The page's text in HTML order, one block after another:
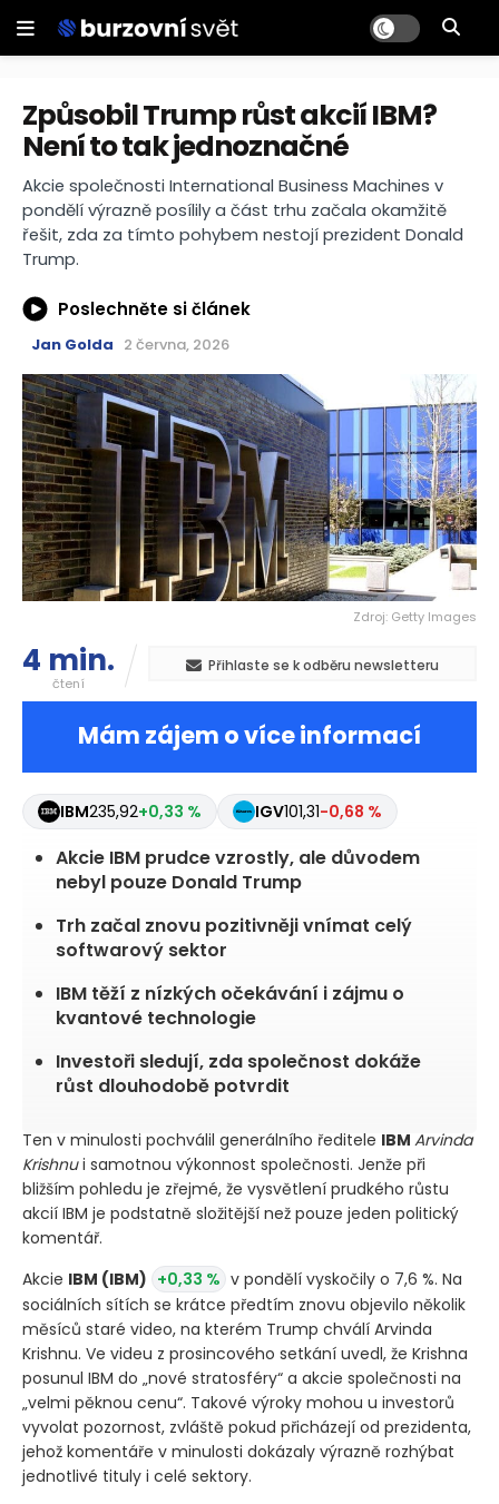
Způsobil Trump růst akcií IBM?
Není to tak jednoznačné
Akcie společnosti International Business Machines v
pondělí výrazně posílily a část trhu začala okamžitě
řešit, zda za tímto pohybem nestojí prezident Donald
Trump.
Poslechněte si článek
Jan Golda 2 června, 2026
Zdroj: Getty Images
4 min.
čtení
Přihlaste se k odběru newsletteru
Mám zájem o více informací
IBM235,92+0,33 % IGV101,31-0,68 %
Akcie IBM prudce vzrostly, ale důvodem
nebyl pouze Donald Trump
Trh začal znovu pozitivněji vnímat celý
softwarový sektor
IBM těží z nízkých očekávání i zájmu o
kvantové technologie
Investoři sledují, zda společnost dokáže
růst dlouhodobě potvrdit
Ten v minulosti pochválil generálního ředitele IBM Arvinda
Krishnui samotnou výkonnost společnosti. Jenže při
bližším pohledu je zřejmé, že vysvětlení prudkého růstu
akcií IBM je podstatně složitější než pouze jeden politický
komentář.
Akcie IBM (IBM) +0,33 % v pondělí vyskočily o 7,6 %. Na
sociálních sítích se krátce předtím znovu objevilo několik
měsíců staré video, na kterém Trump chválí Arvinda
Krishnu. Ve videu z prosincového setkání uvedl, že Krishna
posunul IBM do „nové stratosféry“ a akcie společnosti na
„velmi pěknou cenu“. Takové výroky mohou u investorů
vyvolat pozornost, zvláště pokud přicházejí od prezidenta,
jehož komentáře v minulosti dokázaly výrazně rozhýbat
jednotlivé tituly i celé sektory.